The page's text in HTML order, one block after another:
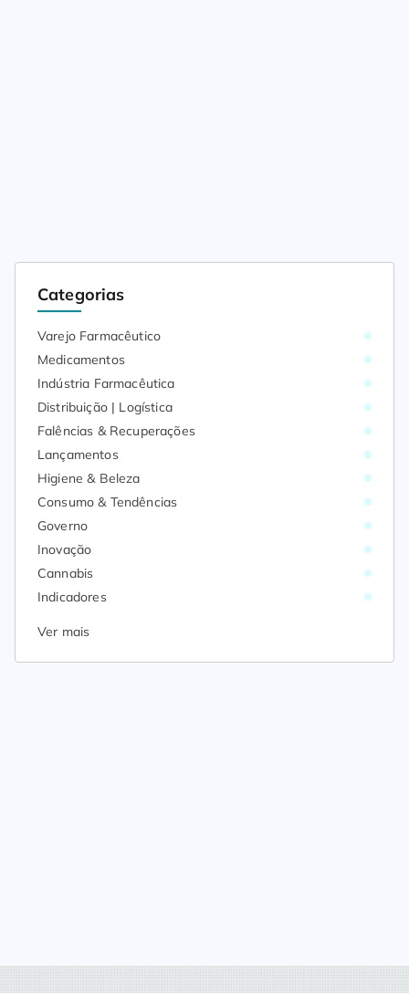
Categorias
Varejo Farmacêutico
Medicamentos
Indústria Farmacêutica
Distribuição | Logística
Falências & Recuperações
Lançamentos
Higiene & Beleza
Consumo & Tendências
Governo
Inovação
Cannabis
Indicadores
Ver mais